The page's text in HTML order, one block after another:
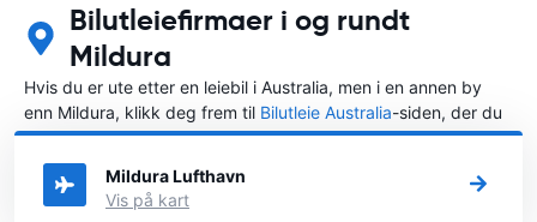
Bilutleiefirmaer i og rundt
Mildura
Hvis du er ute etter en leiebil i Australia, men i en annen by
enn Mildura, klikk deg frem til Bilutleie Australia-siden, der du
kan velge byen i Australia der du vil leie en bil.
Mildura Lufthavn
Vis på kart